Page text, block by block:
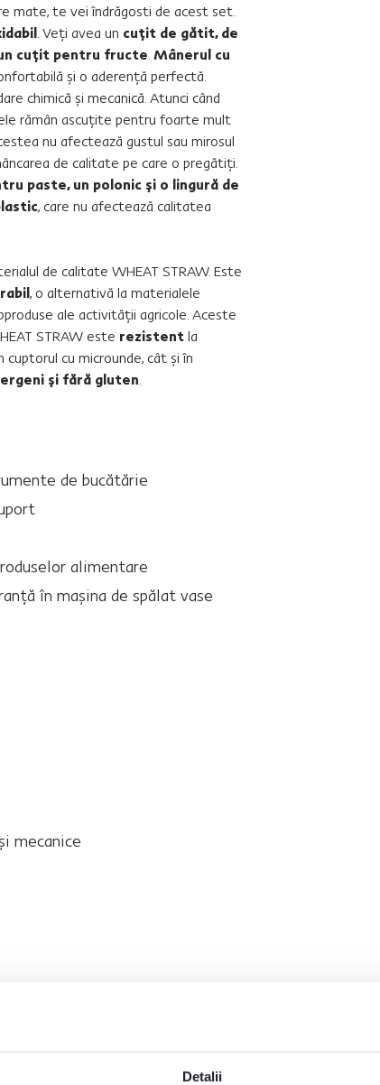
Detalii
mate, te vei îndrăgosti de acest set.
. Veţi avea un cuţit de gătit, de
cuţit pentru fructe. Mânerul cu
şi o aderenţă perfectă.
chimică şi mecanică. Atunci când
rămân ascuţite pentru foarte mult
nu afectează gustul sau mirosul
de calitate pe care o pregătiţi.
paste, un polonic şi o lingură de
, care nu afectează calitatea
de calitate WHEAT STRAW. Este
, o alternativă la materialele
ale activităţii agricole. Aceste
STRAW este rezistent la
cu microunde, cât şi în
şi fără gluten.
de bucătărie
alimentare
în maşina de spălat vase
mecanice
STRAW